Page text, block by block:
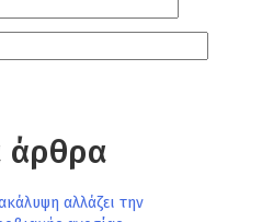
άρθρα
αλλάζει την